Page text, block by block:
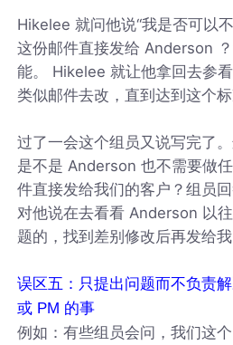
Hikelee 就问他说“我是否可以
这份邮件直接发给 Anderson
能。 Hikelee 就让他拿回去参
类似邮件去改，直到达到这个标
过了一会这个组员又说写完了
是不是 Anderson 也不需要做
件直接发给我们的客户？组员
对他说在去看看 Anderson 以
题的，找到差别修改后再发给我
误区五：只提出问题而不负责
或 PM 的事
例如：有些组员会问，我们这